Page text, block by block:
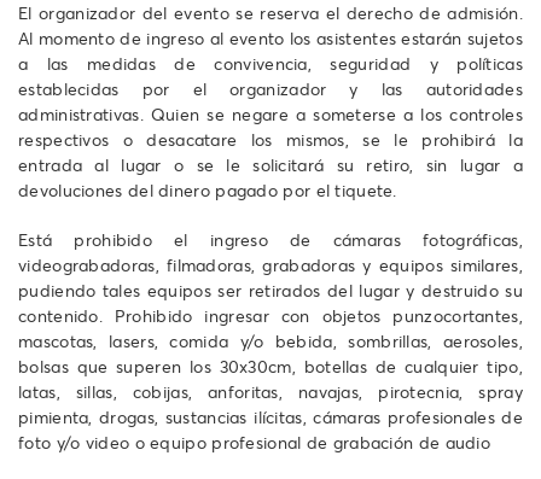
El organizador del evento se reserva el derecho de admisión.
Al momento de ingreso al evento los asistentes estarán sujetos
a las medidas de convivencia, seguridad y políticas
establecidas por el organizador y las autoridades
administrativas. Quien se negare a someterse a los controles
respectivos o desacatare los mismos, se le prohibirá la
entrada al lugar o se le solicitará su retiro, sin lugar a
devoluciones del dinero pagado por el tiquete.
Está prohibido el ingreso de cámaras fotográficas,
videograbadoras, filmadoras, grabadoras y equipos similares,
pudiendo tales equipos ser retirados del lugar y destruido su
contenido. Prohibido ingresar con objetos punzocortantes,
mascotas, lasers, comida y/o bebida, sombrillas, aerosoles,
bolsas que superen los 30x30cm, botellas de cualquier tipo,
latas, sillas, cobijas, anforitas, navajas, pirotecnia, spray
pimienta, drogas, sustancias ilícitas, cámaras profesionales de
foto y/o video o equipo profesional de grabación de audio